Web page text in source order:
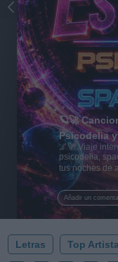
Añadir un
🪐🚀
Psicodelia y
🌌🚀 Viaje
psicodelia,
tus noches de
al firmamento
esta colección
✨⭐
Letras Top